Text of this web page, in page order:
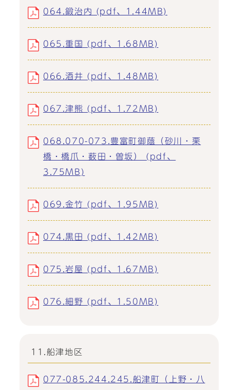
064.鍛治内 (pdf、1.44MB)
065.重国 (pdf、1.68MB)
066.酒井 (pdf、1.48MB)
067.津熊 (pdf、1.72MB)
068.070-073.豊富町御蔭（砂川・栗
橋・橋爪・薮田・曽坂） (pdf、
3.75MB)
069.金竹 (pdf、1.95MB)
074.黒田 (pdf、1.42MB)
075.岩屋 (pdf、1.67MB)
076.細野 (pdf、1.50MB)
11.船津地区
077-085.244.245.船津町（上野・八